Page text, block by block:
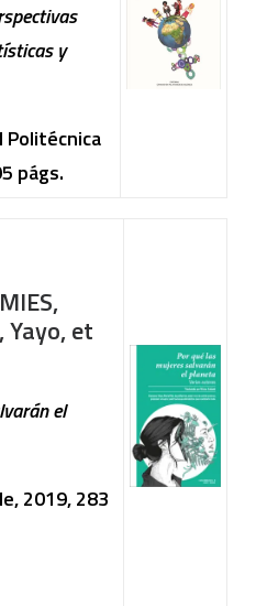
y
Politécnica
págs.
Yayo, et
el
2019, 283